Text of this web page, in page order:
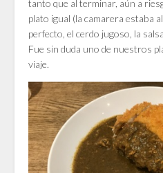
tanto que al terminar, aún a
plato igual (la camarera estaba
perfecto, el cerdo jugoso, la
Fue sin duda uno de nuestros
viaje.